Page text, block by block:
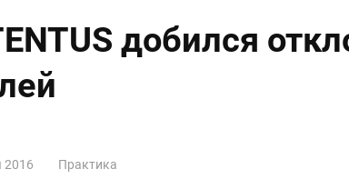
добился
2016 Практика